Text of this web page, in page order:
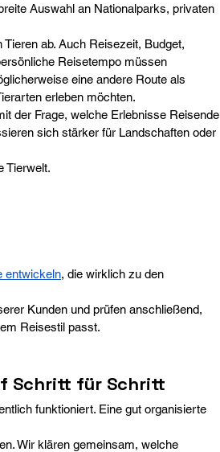
Auswahl an Nationalparks, privaten
ab. Auch Reisezeit, Budget,
Reisetempo müssen
eine andere Route als
erleben möchten.
der Frage, welche Erlebnisse Reisende
sich stärker für Landschaften oder
Tierwelt.
entwickeln, die wirklich zu den
Kunden und prüfen anschließend,
Reisestil passt.
Schritt für Schritt
funktioniert. Eine gut organisierte
Wir klären gemeinsam, welche